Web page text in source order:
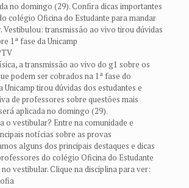
no domingo (29). Confira dicas importantes
colégio Oficina do Estudante para mandar
Vestibulou: transmissão ao vivo tirou dúvidas
1ª fase da Unicamp
a transmissão ao vivo do g1 sobre os
podem ser cobrados na 1ª fase do
Unicamp tirou dúvidas dos estudantes e
de professores sobre questões mais
aplicada no domingo (29).
o vestibular? Entre na comunidade e
notícias sobre as provas
alguns dos principais destaques e dicas
do colégio Oficina do Estudante
vestibular. Clique na disciplina para ver: